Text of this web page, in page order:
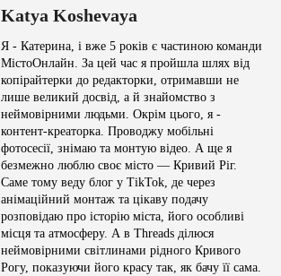
Katya Koshevaya
Я - Катерина, і вже 5 років є частиною команди
МістоОнлайн. За цей час я пройшла шлях від
копірайтерки до редакторки, отримавши не
лише великий досвід, а й знайомство з
неймовірними людьми. Окрім цього, я -
контент-креаторка. Проводжу мобільні
фотосесії, знімаю та монтую відео. А ще я
безмежно люблю своє місто — Кривий Ріг.
Саме тому веду блог у TikTok, де через
анімаційний монтаж та цікаву подачу
розповідаю про історію міста, його особливі
місця та атмосферу. А в Threads ділюся
неймовірними світлинами рідного Кривого
Рогу, показуючи його красу так, як бачу її сама.